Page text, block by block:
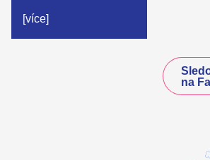
[více]
na